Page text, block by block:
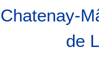
Chatenay-
de